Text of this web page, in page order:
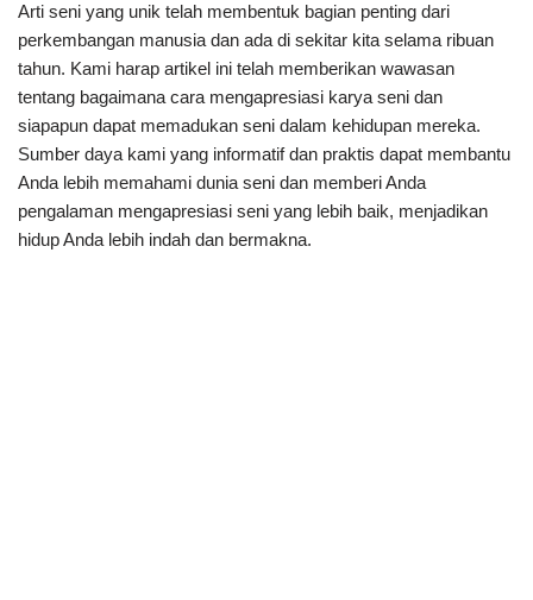
Arti seni yang unik telah membentuk bagian penting dari
perkembangan manusia dan ada di sekitar kita selama ribuan
tahun. Kami harap artikel ini telah memberikan wawasan
tentang bagaimana cara mengapresiasi karya seni dan
siapapun dapat memadukan seni dalam kehidupan mereka.
Sumber daya kami yang informatif dan praktis dapat membantu
Anda lebih memahami dunia seni dan memberi Anda
pengalaman mengapresiasi seni yang lebih baik, menjadikan
hidup Anda lebih indah dan bermakna.